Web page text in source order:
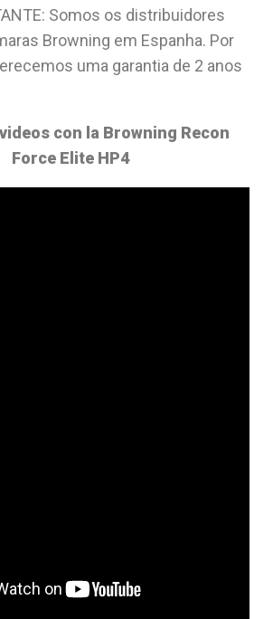
Somos os distribuidores
Browning em Espanha. Por
uma garantia de 2 anos
con la Browning Recon
Force Elite HP4